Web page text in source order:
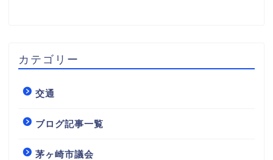
カテゴリー
交通
ブログ記事一覧
茅ヶ崎市議会